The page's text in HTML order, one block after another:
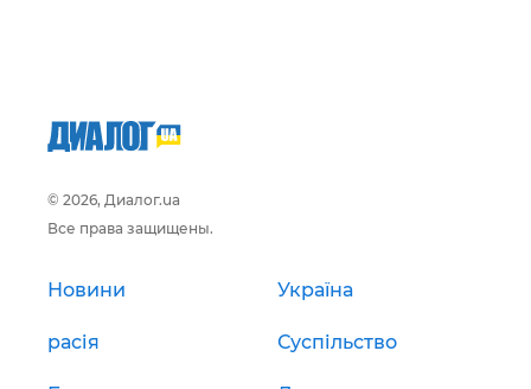
© 2026, Диалог.ua
Все права защищены.
Новини Україна
расія Суспільство